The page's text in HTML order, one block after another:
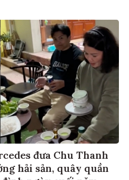
đưa Chu Thanh
hải sản, quây quần